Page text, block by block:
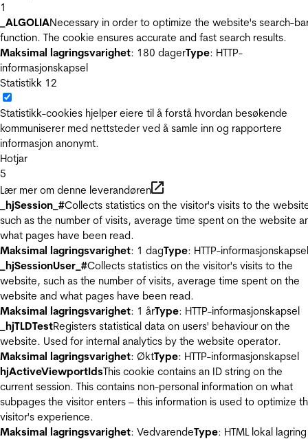
1
_ALGOLIANecessary in order to optimize the website's search-
function. The cookie ensures accurate and fast search results.
Maksimal lagringsvarighet: 180 dagerType: HTTP-
informasjonskapsel
Statistikk 12
Statistikk-cookies hjelper eiere til å forstå hvordan besøkende
kommuniserer med nettsteder ved å samle inn og rapportere
informasjon anonymt.
Hotjar
5
Lær mer om denne leverandøren
_hjSession_#Collects statistics on the visitor's visits to the
such as the number of visits, average time spent on the website
what pages have been read.
Maksimal lagringsvarighet: 1 dagType: HTTP-informasjonskapsel
_hjSessionUser_#Collects statistics on the visitor's visits to the
website, such as the number of visits, average time spent on the
website and what pages have been read.
Maksimal lagringsvarighet: 1 årType: HTTP-informasjonskapsel
_hjTLDTestRegisters statistical data on users' behaviour on the
website. Used for internal analytics by the website operator.
Maksimal lagringsvarighet: ØktType: HTTP-informasjonskapsel
hjActiveViewportIdsThis cookie contains an ID string on the
current session. This contains non-personal information on what
subpages the visitor enters – this information is used to optimize
visitor's experience.
Maksimal lagringsvarighet: VedvarendeType: HTML lokal lagring